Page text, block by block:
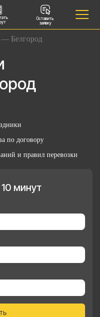
Оставить
заявку
Белгород
по договору
и правил перевозки
минут